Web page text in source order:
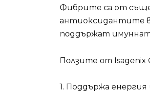
Фибрите са от
антиоксидантите в
поддържат
Ползите от Isagenix
1. Поддържа